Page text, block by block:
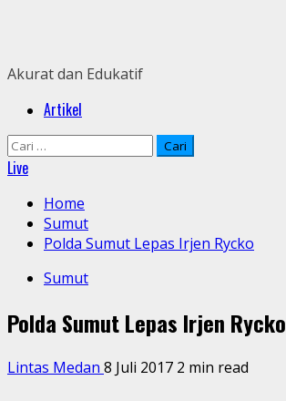
Akurat dan Edukatif
PrimaryArtikel
Cari
untuk:
Live
Home
Sumut
Polda Sumut Lepas Irjen Rycko
Sumut
Polda Sumut Lepas Irjen Rycko
Lintas Medan 8 Juli 2017 2 min read